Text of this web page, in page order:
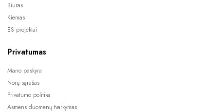
Biuras
Kiemas
ES projektai
Privatumas
Mano paskyra
Norų sąrašas
Privatumo politika
Asmens duomenų tvarkymas